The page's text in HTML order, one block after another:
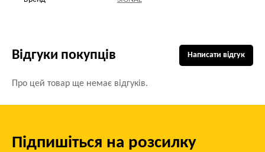
Відгуки покупців
Про цей товар ще немає відгуків.
Написати відгук
Підпишіться на розсилку